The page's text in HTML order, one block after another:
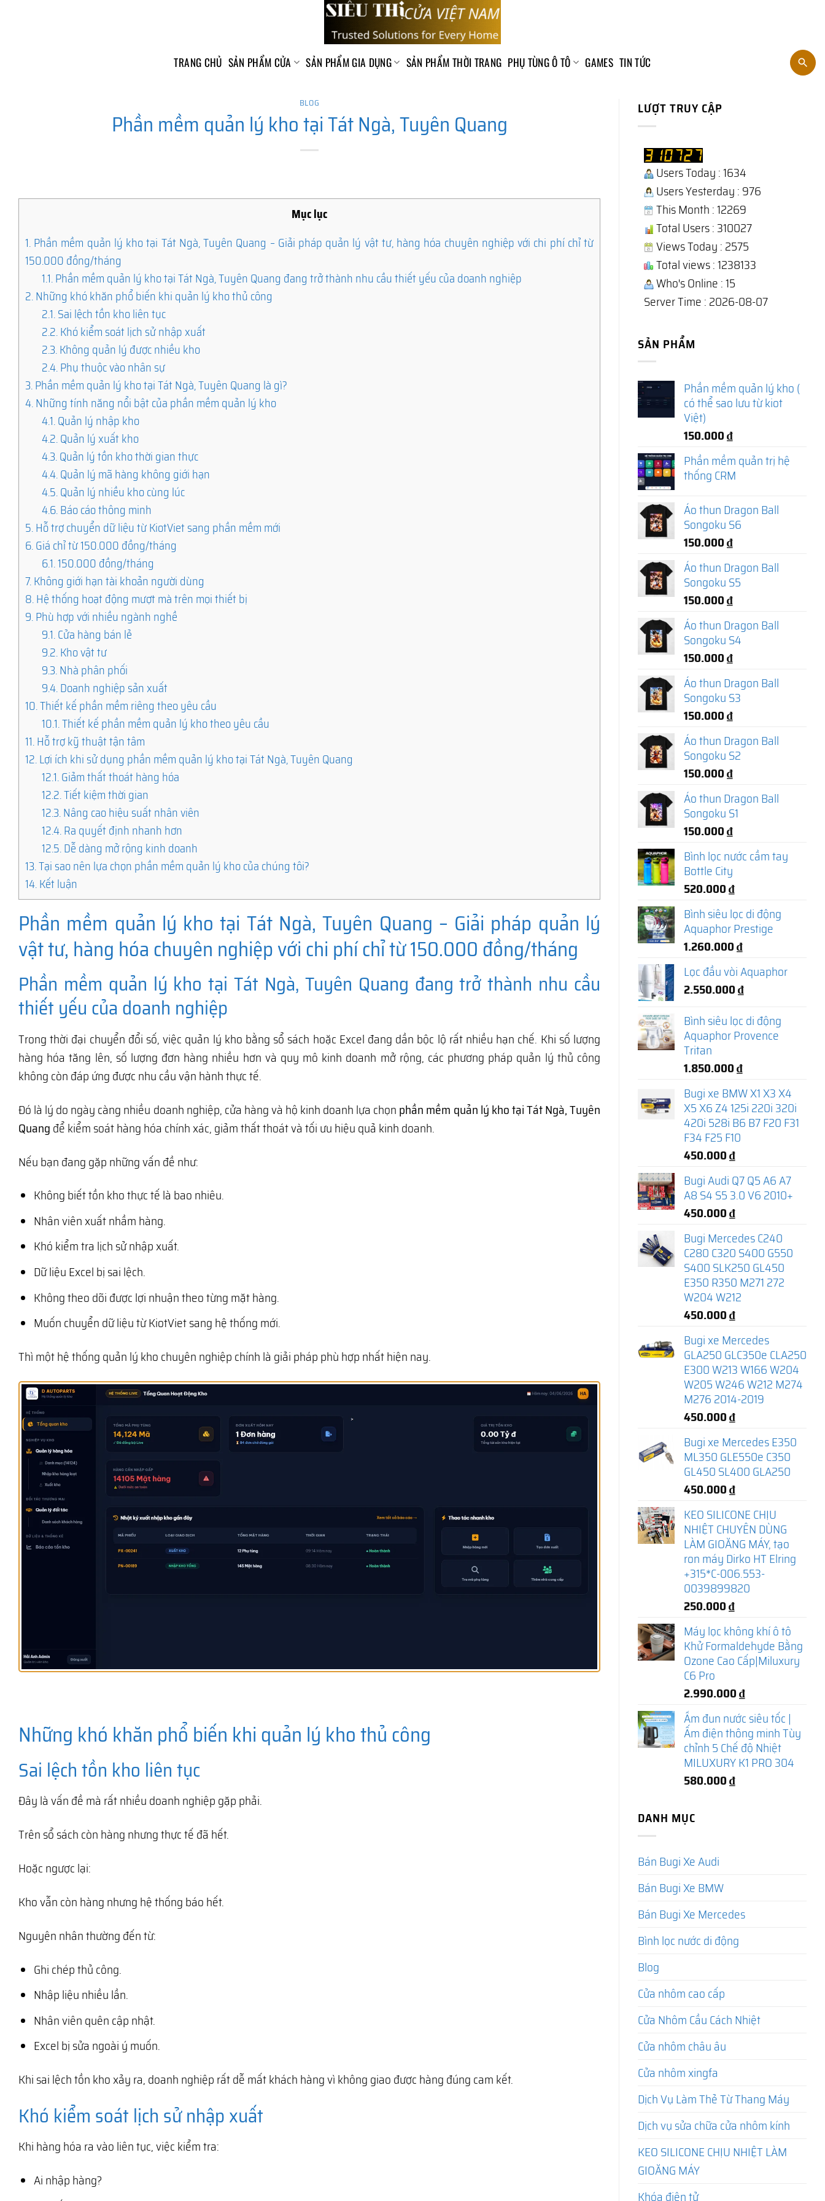
TRANG CHỦ SẢN PHẨM CỬA SẢN PHẨM GIA DỤNG SẢN PHẨM THỜI TRANG PHỤ TÙNG Ô TÔ GAMES TIN TỨC
BLOG
Phần mềm quản lý kho tại Tát Ngà, Tuyên Quang
Mục lục
1. Phần mềm quản lý kho tại Tát Ngà, Tuyên Quang – Giải pháp quản lý vật tư, hàng hóa chuyên nghiệp với chi phí chỉ từ
150.000 đồng/tháng
1.1.Phần mềm quản lý kho tại Tát Ngà, Tuyên Quang đang trở thành nhu cầu thiết yếu của doanh nghiệp
2.Những khó khăn phổ biến khi quản lý kho thủ công
2.1.Sai lệch tồn kho liên tục
2.2.Khó kiểm soát lịch sử nhập xuất
2.3.Không quản lý được nhiều kho
2.4.Phụ thuộc vào nhân sự
3.Phần mềm quản lý kho tại Tát Ngà, Tuyên Quang là gì?
4.Những tính năng nổi bật của phần mềm quản lý kho
4.1.Quản lý nhập kho
4.2.Quản lý xuất kho
4.3.Quản lý tồn kho thời gian thực
4.4.Quản lý mã hàng không giới hạn
4.5.Quản lý nhiều kho cùng lúc
4.6.Báo cáo thông minh
5.Hỗ trợ chuyển dữ liệu từ KiotViet sang phần mềm mới
6.Giá chỉ từ 150.000 đồng/tháng
6.1.150.000 đồng/tháng
7.Không giới hạn tài khoản người dùng
8.Hệ thống hoạt động mượt mà trên mọi thiết bị
9.Phù hợp với nhiều ngành nghề
9.1.Cửa hàng bán lẻ
9.2.Kho vật tư
9.3.Nhà phân phối
9.4.Doanh nghiệp sản xuất
10.Thiết kế phần mềm riêng theo yêu cầu
10.1.Thiết kế phần mềm quản lý kho theo yêu cầu
11.Hỗ trợ kỹ thuật tận tâm
12.Lợi ích khi sử dụng phần mềm quản lý kho tại Tát Ngà, Tuyên Quang
12.1.Giảm thất thoát hàng hóa
12.2.Tiết kiệm thời gian
12.3.Nâng cao hiệu suất nhân viên
12.4.Ra quyết định nhanh hơn
12.5.Dễ dàng mở rộng kinh doanh
13.Tại sao nên lựa chọn phần mềm quản lý kho của chúng tôi?
14.Kết luận
Phần mềm quản lý kho tại Tát Ngà, Tuyên Quang – Giải pháp quản lý
vật tư, hàng hóa chuyên nghiệp với chi phí chỉ từ 150.000 đồng/tháng
Phần mềm quản lý kho tại Tát Ngà, Tuyên Quang đang trở thành nhu cầu
thiết yếu của doanh nghiệp
Trong thời đại chuyển đổi số, việc quản lý kho bằng sổ sách hoặc Excel đang dần bộc lộ rất nhiều hạn chế. Khi số lượng
hàng hóa tăng lên, số lượng đơn hàng nhiều hơn và quy mô kinh doanh mở rộng, các phương pháp quản lý thủ công
không còn đáp ứng được nhu cầu vận hành thực tế.
Đó là lý do ngày càng nhiều doanh nghiệp, cửa hàng và hộ kinh doanh lựa chọn phần mềm quản lý kho tại Tát Ngà, Tuyên
Quang để kiểm soát hàng hóa chính xác, giảm thất thoát và tối ưu hiệu quả kinh doanh.
Nếu bạn đang gặp những vấn đề như:
Không biết tồn kho thực tế là bao nhiêu.
Nhân viên xuất nhầm hàng.
Khó kiểm tra lịch sử nhập xuất.
Dữ liệu Excel bị sai lệch.
Không theo dõi được lợi nhuận theo từng mặt hàng.
Muốn chuyển dữ liệu từ KiotViet sang hệ thống mới.
Thì một hệ thống quản lý kho chuyên nghiệp chính là giải pháp phù hợp nhất hiện nay.
Những khó khăn phổ biến khi quản lý kho thủ công
Sai lệch tồn kho liên tục
Đây là vấn đề mà rất nhiều doanh nghiệp gặp phải.
Trên sổ sách còn hàng nhưng thực tế đã hết.
Hoặc ngược lại:
Kho vẫn còn hàng nhưng hệ thống báo hết.
Nguyên nhân thường đến từ:
Ghi chép thủ công.
Nhập liệu nhiều lần.
Nhân viên quên cập nhật.
Excel bị sửa ngoài ý muốn.
Khi sai lệch tồn kho xảy ra, doanh nghiệp rất dễ mất khách hàng vì không giao được hàng đúng cam kết.
Khó kiểm soát lịch sử nhập xuất
Khi hàng hóa ra vào liên tục, việc kiểm tra:
Ai nhập hàng?
LƯỢT TRUY CẬP
Users Today : 1634
Users Yesterday : 976
This Month : 12269
Total Users : 310027
Views Today : 2575
Total views : 1238133
Who's Online : 15
Server Time : 2026-08-07
SẢN PHẨM
Phần mềm quản lý kho (
có thể sao lưu từ kiot
Việt)
150.000₫
Phần mềm quản trị hệ
thống CRM
Áo thun Dragon Ball
Songoku S6
150.000₫
Áo thun Dragon Ball
Songoku S5
150.000₫
Áo thun Dragon Ball
Songoku S4
150.000₫
Áo thun Dragon Ball
Songoku S3
150.000₫
Áo thun Dragon Ball
Songoku S2
150.000₫
Áo thun Dragon Ball
Songoku S1
150.000₫
Bình lọc nước cầm tay
Bottle City
520.000₫
Bình siêu lọc di động
Aquaphor Prestige
1.260.000₫
Lọc đầu vòi Aquaphor
2.550.000₫
Bình siêu lọc di động
Aquaphor Provence
Tritan
1.850.000₫
Bugi xe BMW X1 X3 X4
X5 X6 Z4 125i 220i 320i
420i 528i B6 B7 F20 F31
F34 F25 F10
450.000₫
Bugi Audi Q7 Q5 A6 A7
A8 S4 S5 3.0 V6 2010+
450.000₫
Bugi Mercedes C240
C280 C320 S400 G550
S400 SLK250 GL450
E350 R350 M271 272
W204 W212
450.000₫
Bugi xe Mercedes
GLA250 GLC350e CLA250
E300 W213 W166 W204
W205 W246 W212 M274
M276 2014-2019
450.000₫
Bugi xe Mercedes E350
ML350 GLE550e C350
GL450 SL400 GLA250
450.000₫
KEO SILICONE CHỊU
NHIỆT CHUYÊN DÙNG
LÀM GIOĂNG MÁY, tạo
ron máy Dirko HT Elring
+315*C-006.553-
0039899820
250.000₫
Máy lọc không khí ô tô
Khử Formaldehyde Bằng
Ozone Cao Cấp|Miluxury
C6 Pro
2.990.000₫
Ấm đun nước siêu tốc |
Ấm điện thông minh Tùy
chỉnh 5 Chế độ Nhiệt
MILUXURY K1 PRO 304
580.000₫
DANH MỤC
Bán Bugi Xe Audi
Bán Bugi Xe BMW
Bán Bugi Xe Mercedes
Bình lọc nước di động
Blog
Cửa nhôm cao cấp
Cửa Nhôm Cầu Cách Nhiệt
Cửa nhôm châu âu
Cửa nhôm xingfa
Dịch Vụ Làm Thẻ Từ Thang Máy
Dịch vụ sửa chữa cửa nhôm kính
KEO SILICONE CHỊU NHIỆT LÀM
GIOĂNG MÁY
Khóa điện tử